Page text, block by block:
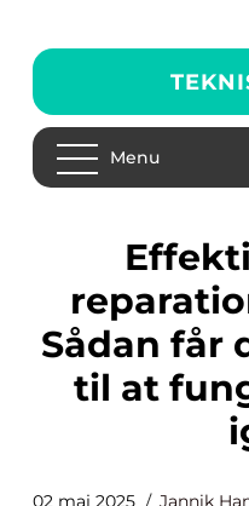
Menu
Effektiv iPhone
Sådan får
til at
02 maj 2025 Jannik